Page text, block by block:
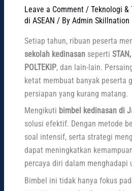
Leave a Comment /Teknologi &
di ASEAN / ByAdmin Skillnation
Setiap tahun, ribuan peserta
sekolah kedinasan seperti
POLTEKIP, dan lain-lain.
ketat membuat banyak peserta
persiapan yang kurang matang.
Mengikuti bimbel kedinasan di
solusi efektif. Dengan metode
soal intensif, serta strategi
dapat meningkatkan
percaya diri dalam menghadapi
Bimbel ini tidak hanya fokus